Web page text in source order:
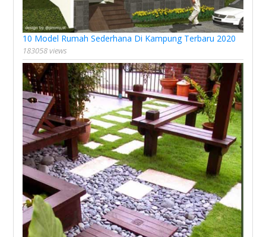
10 Model Rumah Sederhana Di Kampung Terbaru 2020
183058 views